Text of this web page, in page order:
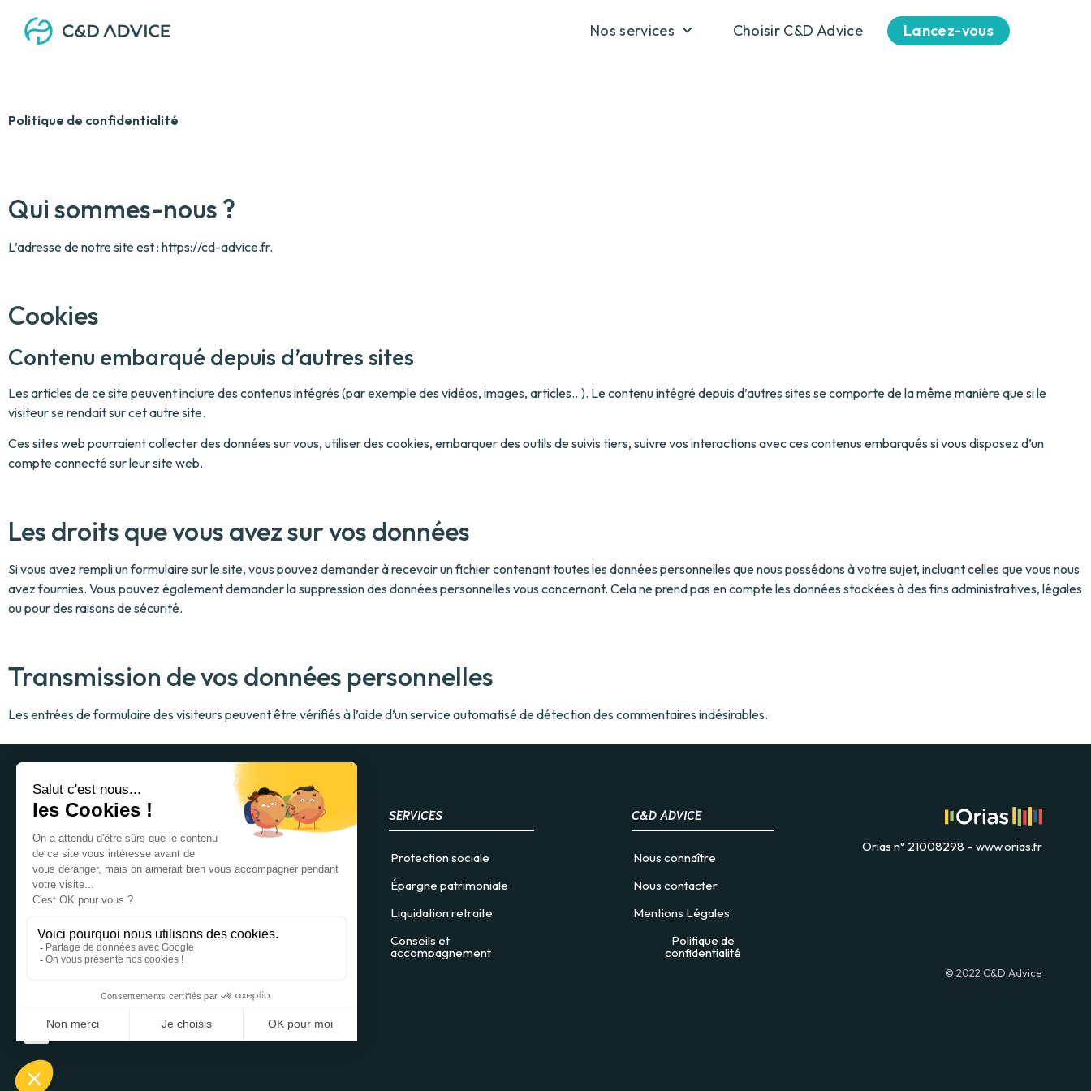
Nos services Choisir C&D Advice Lancez-vous
Politique de confidentialité
Qui sommes-nous ?
L’adresse de notre site est : https://cd-advice.fr.
Cookies
Contenu embarqué depuis d’autres sites
Les articles de ce site peuvent inclure des contenus intégrés (par exemple des vidéos, images, articles…). Le contenu intégré depuis d’autres sites se comporte de la même manière que si le
visiteur se rendait sur cet autre site.
Ces sites web pourraient collecter des données sur vous, utiliser des cookies, embarquer des outils de suivis tiers, suivre vos interactions avec ces contenus embarqués si vous disposez d’un
compte connecté sur leur site web.
Les droits que vous avez sur vos données
Si vous avez rempli un formulaire sur le site, vous pouvez demander à recevoir un fichier contenant toutes les données personnelles que nous possédons à votre sujet, incluant celles que vous nous
avez fournies. Vous pouvez également demander la suppression des données personnelles vous concernant. Cela ne prend pas en compte les données stockées à des fins administratives, légales
ou pour des raisons de sécurité.
Transmission de vos données personnelles
Les entrées de formulaire des visiteurs peuvent être vérifiés à l’aide d’un service automatisé de détection des commentaires indésirables.
C&D Advice est un courtier en assurance expert en
protection sociale des dirigeants et professionnels et
intervient dans toute la France.
La société est dirigée par Marc Dupuis et Julien Couairon, ex
responsables régionaux auprès des conseils au sein du
groupe AG2R La Mondiale, cumulant 30 ans d’expérience
protection sociale.
SERVICES
Protection sociale
Épargne patrimoniale
Liquidation retraite
Conseils et
accompagnement
C&D ADVICE
Nous connaître
Nous contacter
Mentions Légales
Politique de
confidentialité
Orias n° 21008298 – www.orias.fr
© 2022 C&D Advice